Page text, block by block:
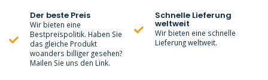
Der beste Preis
Wir bieten eine
Bestpreispolitik. Haben Sie
das gleiche Produkt
woanders billiger gesehen?
Mailen Sie uns den Link.
Schnelle Lieferung
weltweit
Wir bieten eine schnelle
Lieferung weltweit.